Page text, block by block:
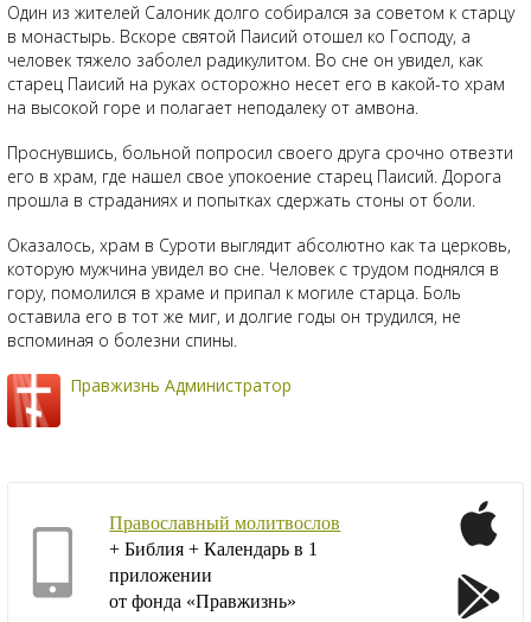
Один из жителей Салоник долго собирался за советом к старцу
в монастырь. Вскоре святой Паисий отошел ко Господу, а
человек тяжело заболел радикулитом. Во сне он увидел, как
старец Паисий на руках осторожно несет его в какой-то храм
на высокой горе и полагает неподалеку от амвона.
Проснувшись, больной попросил своего друга срочно отвезти
его в храм, где нашел свое упокоение старец Паисий. Дорога
прошла в страданиях и попытках сдержать стоны от боли.
Оказалось, храм в Суроти выглядит абсолютно как та церковь,
которую мужчина увидел во сне. Человек с трудом поднялся в
гору, помолился в храме и припал к могиле старца. Боль
оставила его в тот же миг, и долгие годы он трудился, не
вспоминая о болезни спины.
Правжизнь Администратор
Православный молитвослов
+ Библия + Календарь в 1
приложении
от фонда «Правжизнь»